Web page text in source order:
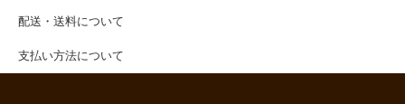
配送・送料について
支払い方法について